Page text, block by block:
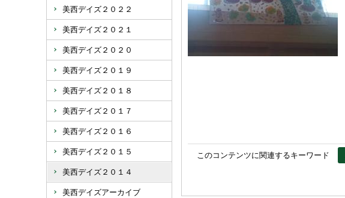
美西デイズ２０２２
美西デイズ２０２１
美西デイズ２０２０
美西デイズ２０１９
美西デイズ２０１８
美西デイズ２０１７
美西デイズ２０１６
美西デイズ２０１５
美西デイズ２０１４
美西デイズアーカイブ
このコンテンツに関連するキーワード